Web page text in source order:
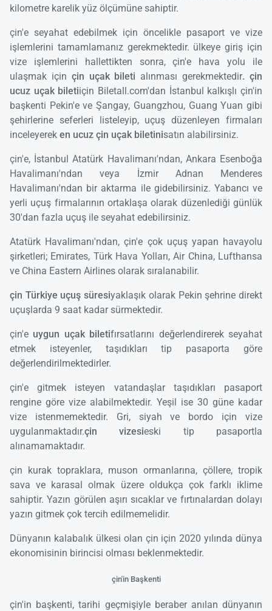
kilometre karelik yüz ölçümüne sahiptir.
çin'e seyahat edebilmek için öncelikle pasaport ve vize
işlemlerini tamamlamanız gerekmektedir. ülkeye giriş için
vize işlemlerini hallettikten sonra, çin'e hava yolu ile
ulaşmak için çin uçak bileti alınması gerekmektedir. çin
ucuz uçak biletiiçin Biletall.com'dan İstanbul kalkışlı çin'in
başkenti Pekin'e ve Şangay, Guangzhou, Guang Yuan gibi
şehirlerine seferleri listeleyip, uçuş düzenleyen firmaları
inceleyerek en ucuz çin uçak biletinisatın alabilirsiniz.
çin'e, İstanbul Atatürk Havalimanı'ndan, Ankara Esenboğa
Havalimanı'ndan veya İzmir Adnan Menderes
Havalimanı'ndan bir aktarma ile gidebilirsiniz. Yabancı ve
yerli uçuş firmalarının ortaklaşa olarak düzenlediği günlük
30'dan fazla uçuş ile seyahat edebilirsiniz.
Atatürk Havalimanı'ndan, çin'e çok uçuş yapan havayolu
şirketleri; Emirates, Türk Hava Yolları, Air China, Lufthansa
ve China Eastern Airlines olarak sıralanabilir.
çin Türkiye uçuş süresiyaklaşık olarak Pekin şehrine direkt
uçuşlarda 9 saat kadar sürmektedir.
çin'e uygun uçak biletifırsatlarını değerlendirerek seyahat
etmek isteyenler, taşıdıkları tip pasaporta göre
değerlendirilmektedirler.
çin'e gitmek isteyen vatandaşlar taşıdıkları pasaport
rengine göre vize alabilmektedir. Yeşil ise 30 güne kadar
vize istenmemektedir. Gri, siyah ve bordo için vize
uygulanmaktadır.çin vizesieski tip pasaportla
alınamamaktadır.
çin kurak topraklara, muson ormanlarına, çöllere, tropik
sava ve karasal olmak üzere oldukça çok farklı iklime
sahiptir. Yazın görülen aşırı sıcaklar ve fırtınalardan dolayı
yazın gitmek çok tercih edilmemelidir.
Dünyanın kalabalık ülkesi olan çin için 2020 yılında dünya
ekonomisinin birincisi olması beklenmektedir.
çin'in Başkenti
çin'in başkenti, tarihi geçmişiyle beraber anılan dünyanın